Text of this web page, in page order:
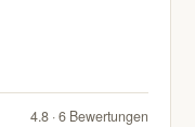
4.8 · 6 Bewertungen